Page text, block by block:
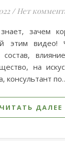
/ Нет
этим видео!
на
консультант
ЧИТАТЬ ДАЛЕЕ